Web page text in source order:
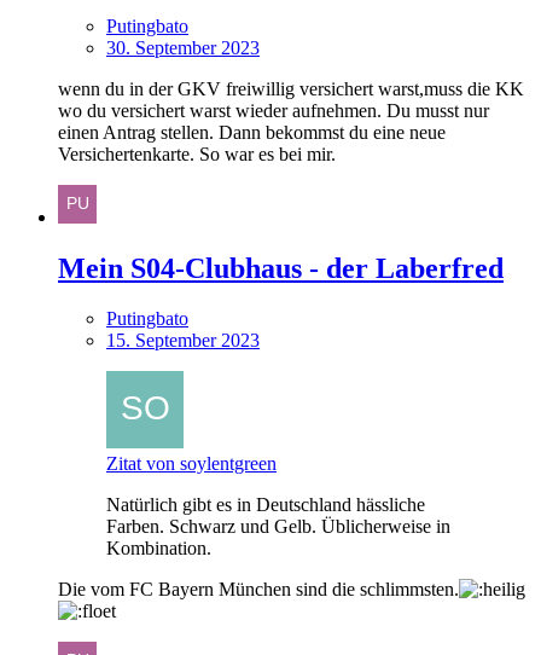
Putingbato
30. September 2023
wenn du in der GKV freiwillig versichert warst,muss die KK
wo du versichert warst wieder aufnehmen. Du musst nur
einen Antrag stellen. Dann bekommst du eine neue
Versichertenkarte. So war es bei mir.
Mein S04-Clubhaus - der Laberfred
Putingbato
15. September 2023
Zitat von soylentgreen
Natürlich gibt es in Deutschland hässliche
Farben. Schwarz und Gelb. Üblicherweise in
Kombination.
Die vom FC Bayern München sind die schlimmsten.